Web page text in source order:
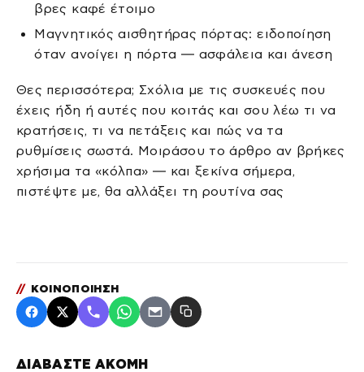
ΔΙΑΒΑΣΤΕ ΑΚΟΜΗ
βρες καφέ έτοιμο
Μαγνητικός αισθητήρας πόρτας: ειδοποίηση
όταν ανοίγει η πόρτα — ασφάλεια και άνεση
Θες περισσότερα; Σχόλια με τις συσκευές που
έχεις ήδη ή αυτές που κοιτάς και σου λέω τι να
κρατήσεις, τι να πετάξεις και πώς να τα
ρυθμίσεις σωστά. Μοιράσου το άρθρο αν βρήκες
χρήσιμα τα «κόλπα» — και ξεκίνα σήμερα,
πιστέψτε με, θα αλλάξει τη ρουτίνα σας
// ΚΟΙΝΟΠΟΙΗΣΗ